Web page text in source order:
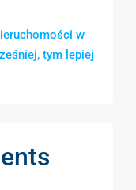
w
tym lepiej